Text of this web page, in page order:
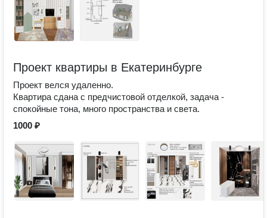
Проект квартиры в Екатеринбурге
Проект велся удаленно.
Квартира сдана с предчистовой отделкой, задача -
спокойные тона, много пространства и света.
1000 ₽